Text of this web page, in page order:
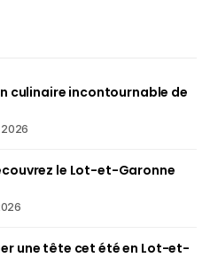
culinaire incontournable de
le Lot-et-Garonne
une tête cet été en Lot-et-